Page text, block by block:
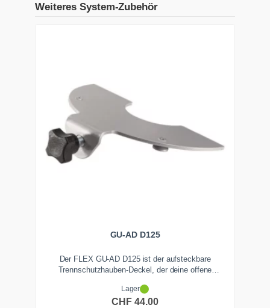
Weiteres System-Zubehör
GU-AD D125
Der FLEX GU-AD D125 ist der aufsteckbare
Trennschutzhauben-Deckel, der deine offene
Trennschutzhaube für 125-mm-Winkelschleifer verwandelt
und die Trennscheibe beidseitig abdeckt. Passend für die
Lager
CHF 44.00